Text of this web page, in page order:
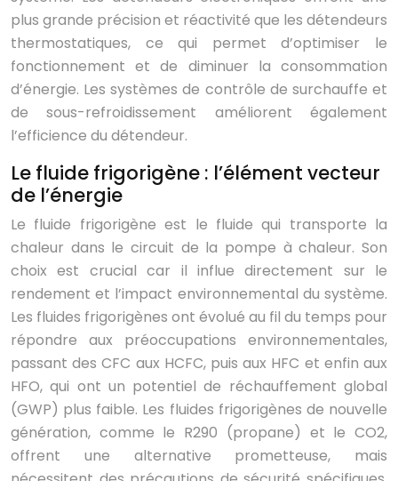
plus grande précision et réactivité que les détendeurs
thermostatiques, ce qui permet d’optimiser le
fonctionnement et de diminuer la consommation
d’énergie. Les systèmes de contrôle de surchauffe et
de sous-refroidissement améliorent également
l’efficience du détendeur.
Le fluide frigorigène : l’élément vecteur
de l’énergie
Le fluide frigorigène est le fluide qui transporte la
chaleur dans le circuit de la pompe à chaleur. Son
choix est crucial car il influe directement sur le
rendement et l’impact environnemental du système.
Les fluides frigorigènes ont évolué au fil du temps pour
répondre aux préoccupations environnementales,
passant des CFC aux HCFC, puis aux HFC et enfin aux
HFO, qui ont un potentiel de réchauffement global
(GWP) plus faible. Les fluides frigorigènes de nouvelle
génération, comme le R290 (propane) et le CO2,
offrent une alternative prometteuse, mais